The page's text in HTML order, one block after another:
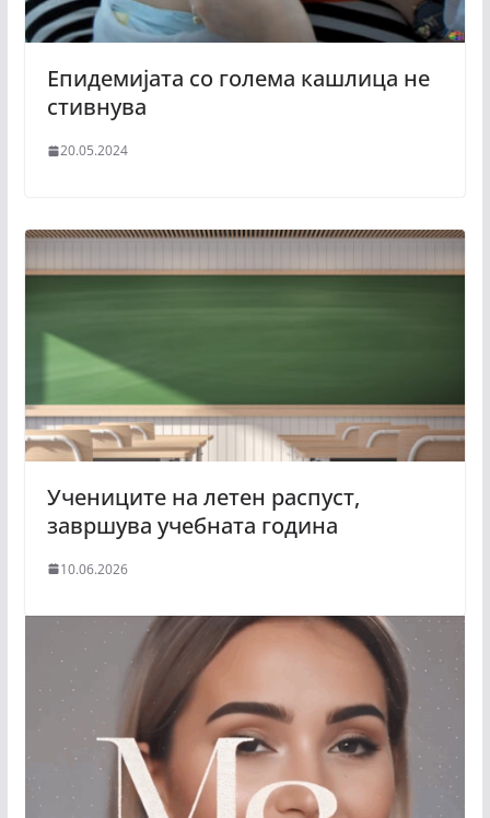
Епидемијата со голема кашлица не
стивнува
20.05.2024
Учениците на летен распуст,
завршува учебната година
10.06.2026